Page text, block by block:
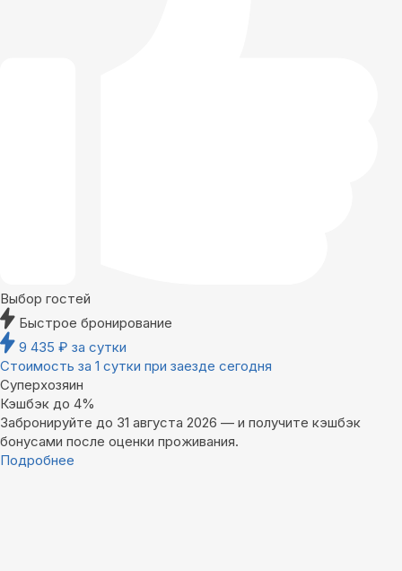
Выбор гостей
Быстрое бронирование
9 435 ₽ за сутки
Стоимость за 1 сутки при заезде сегодня
Суперхозяин
Кэшбэк до 4%
Забронируйте до 31 августа 2026 — и получите кэшбэк
бонусами после оценки проживания.
Подробнее